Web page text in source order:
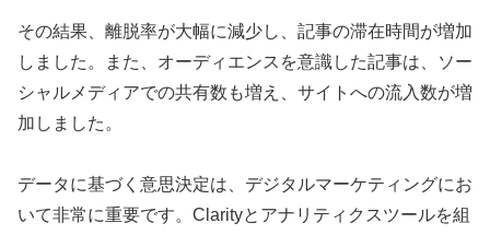
その結果、離脱率が大幅に減少し、記事の滞在時間が増加
しました。また、オーディエンスを意識した記事は、ソー
シャルメディアでの共有数も増え、サイトへの流入数が増
加しました。
データに基づく意思決定は、デジタルマーケティングにお
いて非常に重要です。Clarityとアナリティクスツールを組